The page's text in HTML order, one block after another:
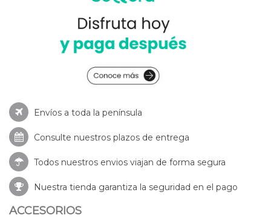
Envíos a toda la península
Consulte nuestros plazos de entrega
Todos nuestros envios viajan de forma segura
Nuestra tienda garantiza la seguridad en el pago
ACCESORIOS